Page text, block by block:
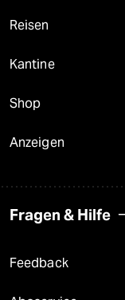
Reisen
Kantine
Shop
Anzeigen
Fragen & Hilfe
Feedback